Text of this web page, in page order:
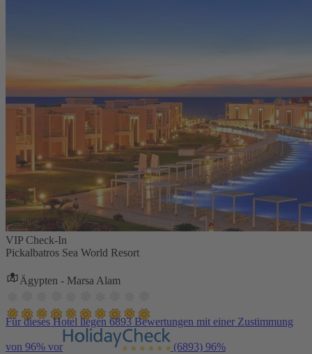
VIP Check-In
Pickalbatros Sea World Resort
Ägypten - Marsa Alam
Für dieses Hotel liegen 6893 Bewertungen mit einer Zustimmung
von 96% vor (6893) 96%